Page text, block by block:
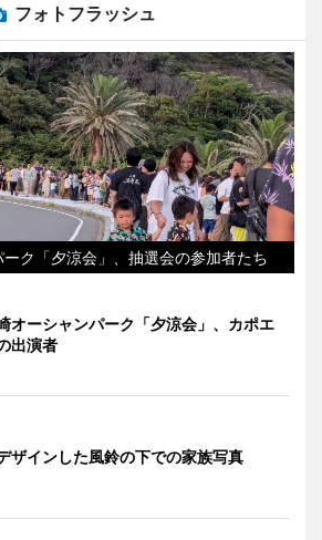
フォトフラッシュ
ク「夕涼会」、抽選会の参加者たち
オーシャンパーク「夕涼会」、カポエ
出演者
ザインした風鈴の下での家族写真